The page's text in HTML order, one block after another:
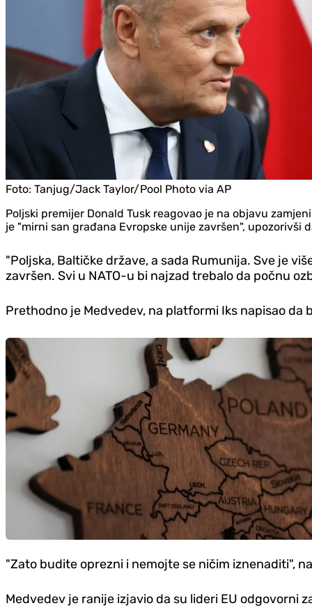
Foto: Tanjug/Jack Taylor/Pool Photo via AP
Poljski premijer Donald Tusk reagovao je na objavu
je "mirni san građana Evropske unije završen", upozorivši
"Poljska, Baltičke države, a sada Rumunija. Sve je
završen. Svi u NATO-u bi najzad trebalo da počnu
Prethodno je Medvedev, na platformi Iks napisao
"Zato budite oprezni i nemojte se ničim iznenaditi",
Medvedev je ranije izjavio da su lideri EU odgovorni